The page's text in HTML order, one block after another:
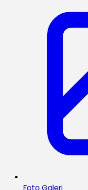
Foto Galeri